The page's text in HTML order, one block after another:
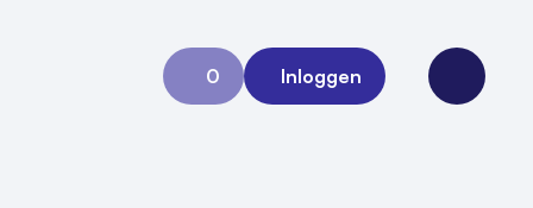
0
Aanvraag 0
Inloggen
Open